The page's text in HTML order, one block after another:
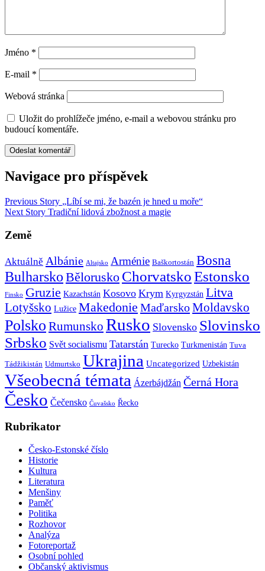
Jméno *
E-mail *
Webová stránka
Uložit do prohlížeče jméno, e-mail a webovou stránku pro
budoucí komentáře.
Navigace pro příspěvek
Previous Story „Líbí se mi, že bazén je hned u moře“
Next Story Tradiční lidová zbožnost a magie
Země
Aktuálně Albánie Altajsko Arménie Baškortostán Bosna
Bulharsko Bělorusko ChorvatskoEstonsko
Finsko Gruzie Kazachstán Kosovo Krym Kyrgyzstán Litva
Lotyšsko Lužice Makedonie MaďarskoMoldavsko
Polsko Rumunsko Rusko Slovensko Slovinsko
Srbsko Svět socialismu Tatarstán Turecko Turkmenistán Tuva
Tádžikistán Udmurtsko Ukrajina Uncategorized Uzbekistán
Všeobecná témata Ázerbájdžán Černá Hora
Česko Čečensko Čuvašsko Řecko
Rubrikator
Česko-Estonské číslo
Historie
Kultura
Literatura
Menšiny
Paměť
Politika
Rozhovor
Analýza
Fotoreportaž
Osobní pohled
Občanský aktivismus